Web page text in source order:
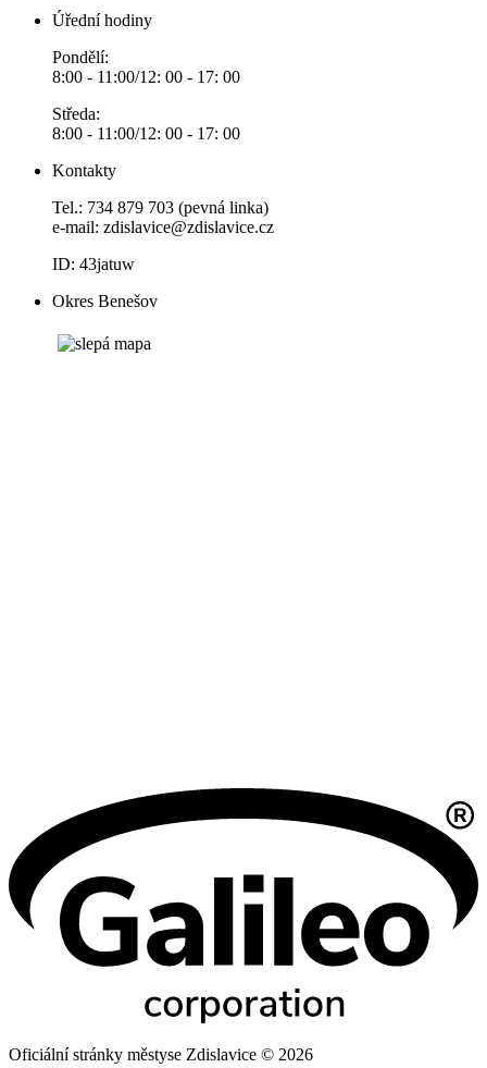
Úřední hodiny
Pondělí:
8:00 - 11:00/12: 00 - 17: 00
Středa:
8:00 - 11:00/12: 00 - 17: 00
Kontakty
Tel.: 734 879 703 (pevná linka)
e-mail: zdislavice@zdislavice.cz
ID: 43jatuw
Okres Benešov
Oficiální stránky městyse Zdislavice © 2026